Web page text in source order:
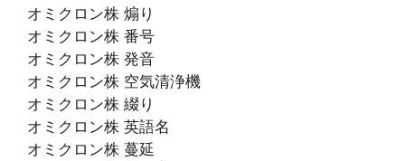
オミクロン株 煽り
オミクロン株 番号
オミクロン株 発音
オミクロン株 空気清浄機
オミクロン株 綴り
オミクロン株 英語名
オミクロン株 蔓延